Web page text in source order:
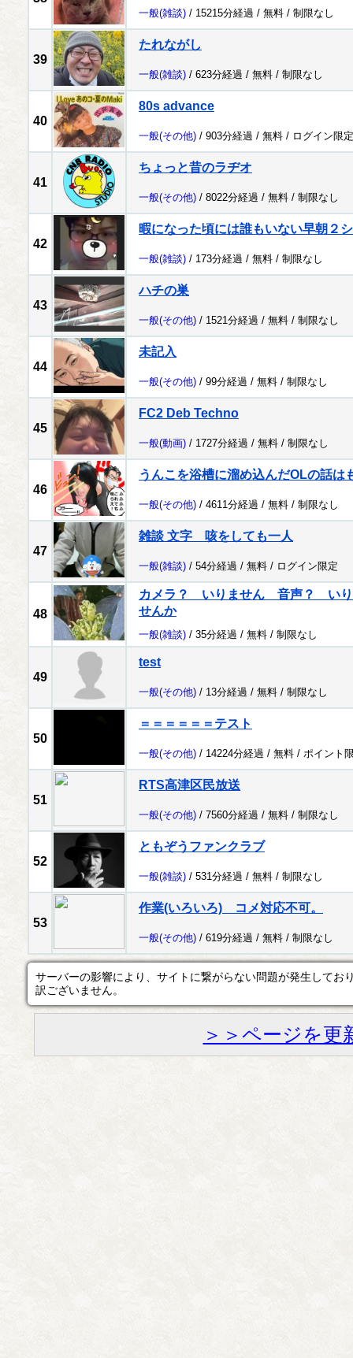
一般(雑談) / 15215分経過 / 無料 / 制限なし
39
たれながし
一般(雑談) / 623分経過 / 無料 / 制限なし
40
80s advance
一般(その他) / 903分経過 / 無料 / ログイン限定
41
ちょっと昔のラヂオ
一般(その他) / 8022分経過 / 無料 / 制限なし
42
暇になった頃には誰もいない早朝２
一般(雑談) / 173分経過 / 無料 / 制限なし
43
ハチの巣
一般(その他) / 1521分経過 / 無料 / 制限なし
44
未記入
一般(その他) / 99分経過 / 無料 / 制限なし
45
FC2 Deb Techno
一般(動画) / 1727分経過 / 無料 / 制限なし
46
うんこを浴槽に溜め込んだOLの話は
一般(その他) / 4611分経過 / 無料 / 制限なし
47
雑談 文字 咳をしても一人
一般(雑談) / 54分経過 / 無料 / ログイン限定
48
カメラ？ いりません 音声？ いり
せんか
一般(雑談) / 35分経過 / 無料 / 制限なし
49
test
一般(その他) / 13分経過 / 無料 / 制限なし
50
＝＝＝＝＝＝テスト
一般(その他) / 14224分経過 / 無料 / ポイント
51
RTS高津区民放送
一般(その他) / 7560分経過 / 無料 / 制限なし
52
ともぞうファンクラブ
一般(雑談) / 531分経過 / 無料 / 制限なし
53
作業(いろいろ) コメ対応不可。
一般(その他) / 619分経過 / 無料 / 制限なし
サーバーの影響により、サイトに繋がらない問題が発生してお
訳ございません。
＞＞ページを更